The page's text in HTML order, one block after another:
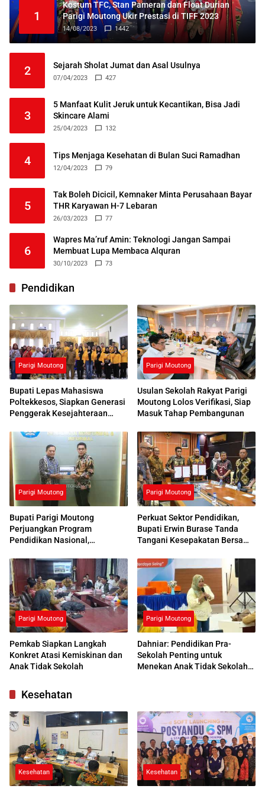
1
Kostum TFC, Stan Pameran dan Float Durian
Parigi Moutong Ukir Prestasi di TIFF 2023
14/08/2023 1442
2 Sejarah Sholat Jumat dan Asal Usulnya
07/04/2023 427
3
5 Manfaat Kulit Jeruk untuk Kecantikan, Bisa Jadi
Skincare Alami
25/04/2023 132
4 Tips Menjaga Kesehatan di Bulan Suci Ramadhan
12/04/2023 79
5
Tak Boleh Dicicil, Kemnaker Minta Perusahaan Bayar
THR Karyawan H-7 Lebaran
26/03/2023 77
6
Wapres Ma’ruf Amin: Teknologi Jangan Sampai
Membuat Lupa Membaca Alquran
30/10/2023 73
Pendidikan
Parigi Moutong
Bupati Lepas Mahasiswa
Poltekkesos, Siapkan Generasi
Penggerak Kesejahteraan
Parigi Moutong
Usulan Sekolah Rakyat Parigi
Moutong Lolos Verifikasi, Siap
Masuk Tahap Pembangunan
Parigi Moutong
Bupati Parigi Moutong
Perjuangkan Program
Pendidikan Nasional,
Respons Positif
Parigi Moutong
Perkuat Sektor Pendidikan,
Bupati Erwin Burase Tanda
Tangani Kesepakatan Bersama
Parigi Moutong
Pemkab Siapkan Langkah
Konkret Atasi Kemiskinan dan
Anak Tidak Sekolah
Parigi Moutong
Dahniar: Pendidikan Pra-
Sekolah Penting untuk
Menekan Anak Tidak Sekolah
Kesehatan
Kesehatan Kesehatan